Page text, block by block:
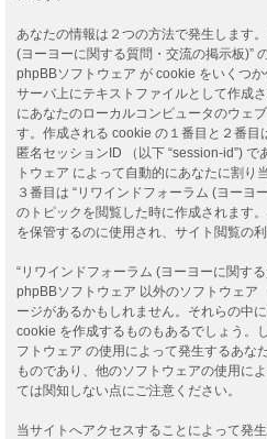
あなたの情報は２つの方法で発生します
(ヨーヨーに関する質問・交流の掲示板)”
phpBBソフトウェア が cookie をいくつ
サーバ上にテキストファイルとして作成
にあなたのローカルコンピュータのウェ
す。作成される cookie の１番目と２番目
匿名セッションID （以下 “session-id”)
トウェア によって自動的にあなたに割
３番目は “リワインドフォーラム (ヨーヨ
のトピックを閲覧した時に作成されます
を保管するのに使用され、サイト閲覧の
“リワインドフォーラム (ヨーヨーに関する
phpBBソフトウェア 以外のソフトウェア
ージがあるかもしれません。それらの中
cookie を作成するものもあるでしょう。
フトウェア の使用によって発生するあな
ものであり、他のソフトウェアの使用に
ては関知しない点にご注意ください。
当サイトへアクセスすることによって発